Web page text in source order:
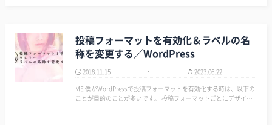
投稿フォーマットを有効化＆ラベルの名
称を変更する／WordPress
2018.11.15
2023.06.22
ME 僕がWordPressで投稿フォーマットを有効化する時は、以下の
ことが目的のことが多いです。 投稿フォーマットごとにデザイン